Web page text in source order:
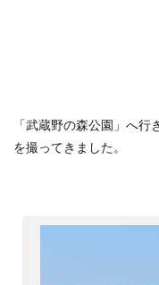
「武蔵野の森公園」へ
を撮ってきました。